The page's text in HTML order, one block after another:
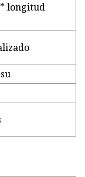
longitud